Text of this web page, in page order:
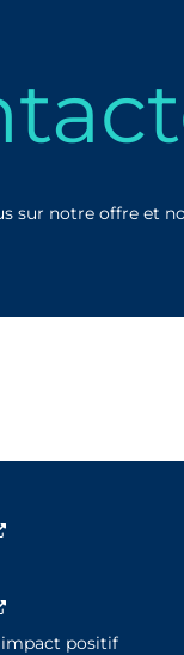
sur notre offre et
positif